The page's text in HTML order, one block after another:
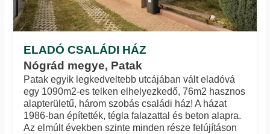
ELADÓ CSALÁDI HÁZ
Nógrád megye, Patak
Patak egyik legkedveltebb utcájában vált eladóvá
egy 1090m2-es telken elhelyezkedő, 76m2 hasznos
alapterületű, három szobás családi ház! A házat
1986-ban építették, tégla falazattal és beton alapra.
Az elmúlt években szinte minden része felújításon